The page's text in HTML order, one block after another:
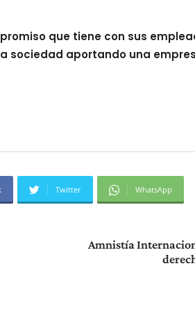
que tiene con sus
sociedad aportando una
Twitter WhatsApp
Amnistía